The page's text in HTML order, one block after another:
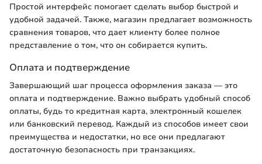
Простой интерфейс помогает сделать выбор быстрой и
удобной задачей. Также, магазин предлагает возможность
сравнения товаров, что дает клиенту более полное
представление о том, что он собирается купить.
Оплата и подтверждение
Завершающий шаг процесса оформления заказа — это
оплата и подтверждение. Важно выбрать удобный способ
оплаты, будь то кредитная карта, электронный кошелек
или банковский перевод. Каждый из способов имеет свои
преимущества и недостатки, но все они предлагают
достаточную безопасность при транзакциях.